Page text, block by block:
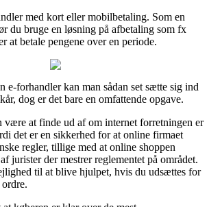
med kort eller mobilbetaling. Som en
du bruge en løsning på afbetaling som fx
at betale pengene over en periode.
e-forhandler kan man sådan set sætte sig ind
dog er det bare en omfattende opgave.
være at finde ud af om internet forretningen er
det er en sikkerhed for at online firmaet
regler, tillige med at online shoppen
jurister der mestrer reglementet på området.
til at blive hjulpet, hvis du udsættes for